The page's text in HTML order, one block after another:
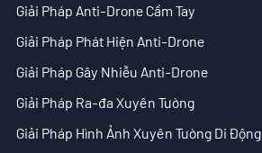
- C-UAS Tất cả-trong-Một Cầm Tay
- Sample Promotion Program
Về Chúng Tôi
Giải Pháp Anti-Drone Cầm Tay
Giải Pháp Phát Hiện Anti-Drone
Giải Pháp Gây Nhiễu Anti-Drone
Giải Pháp Ra-đa Xuyên Tường
Giải Pháp Hình Ảnh Xuyên Tường Di Động